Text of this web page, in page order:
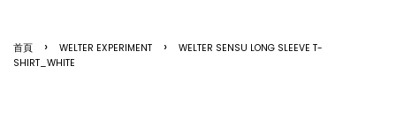
首頁 › WELTER EXPERIMENT ›
WELTER SENSU LONG SLEEVE T-
SHIRT_WHITE